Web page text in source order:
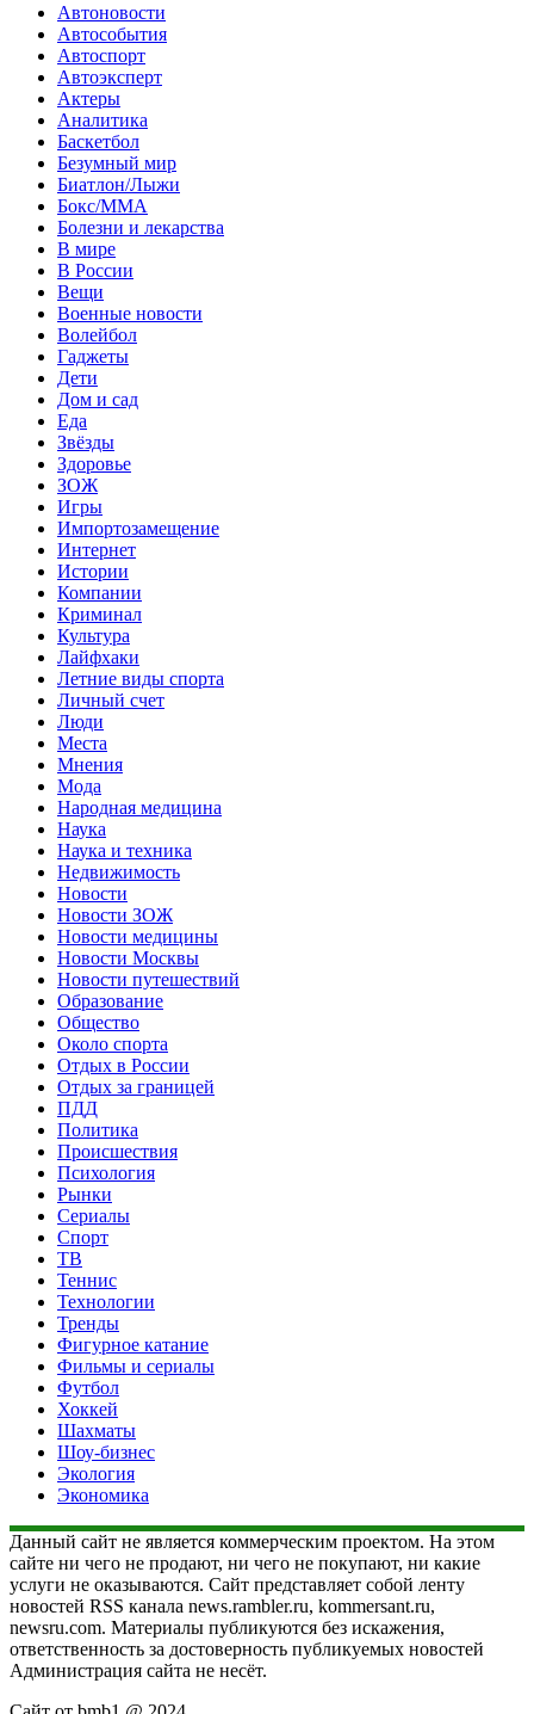
Автоновости
Автособытия
Автоспорт
Автоэксперт
Актеры
Аналитика
Баскетбол
Безумный мир
Биатлон/Лыжи
Бокс/MMA
Болезни и лекарства
В мире
В России
Вещи
Военные новости
Волейбол
Гаджеты
Дети
Дом и сад
Еда
Звёзды
Здоровье
ЗОЖ
Игры
Импортозамещение
Интернет
Истории
Компании
Криминал
Культура
Лайфхаки
Летние виды спорта
Личный счет
Люди
Места
Мнения
Мода
Народная медицина
Наука
Наука и техника
Недвижимость
Новости
Новости ЗОЖ
Новости медицины
Новости Москвы
Новости путешествий
Образование
Общество
Около спорта
Отдых в России
Отдых за границей
ПДД
Политика
Происшествия
Психология
Рынки
Сериалы
Спорт
ТВ
Теннис
Технологии
Тренды
Фигурное катание
Фильмы и сериалы
Футбол
Хоккей
Шахматы
Шоу-бизнес
Экология
Экономика
Данный сайт не является коммерческим проектом. На этом
сайте ни чего не продают, ни чего не покупают, ни какие
услуги не оказываются. Сайт представляет собой ленту
новостей RSS канала news.rambler.ru, kommersant.ru,
newsru.com. Материалы публикуются без искажения,
ответственность за достоверность публикуемых новостей
Администрация сайта не несёт.